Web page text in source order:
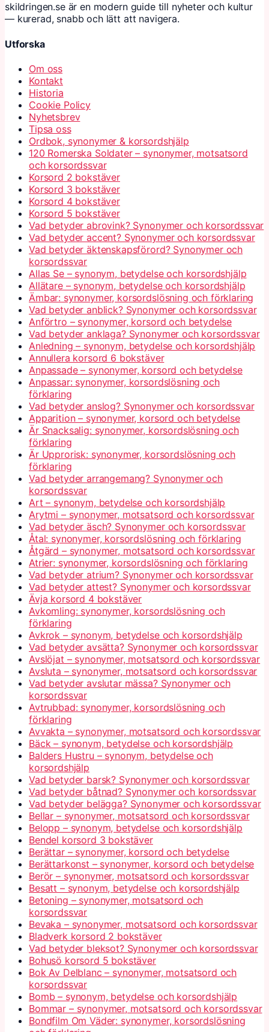
skildringen.se är en modern guide till nyheter och kultur
— kurerad, snabb och lätt att navigera.
Utforska
Om oss
Kontakt
Historia
Cookie Policy
Nyhetsbrev
Tipsa oss
Ordbok, synonymer & korsordshjälp
120 Romerska Soldater – synonymer, motsatsord
och korsordssvar
Korsord 2 bokstäver
Korsord 3 bokstäver
Korsord 4 bokstäver
Korsord 5 bokstäver
Vad betyder abrovink? Synonymer och korsordssvar
Vad betyder accent? Synonymer och korsordssvar
Vad betyder äktenskapsförord? Synonymer och
korsordssvar
Allas Se – synonym, betydelse och korsordshjälp
Allätare – synonym, betydelse och korsordshjälp
Ämbar: synonymer, korsordslösning och förklaring
Vad betyder anblick? Synonymer och korsordssvar
Anförtro – synonymer, korsord och betydelse
Vad betyder anklaga? Synonymer och korsordssvar
Anledning – synonym, betydelse och korsordshjälp
Annullera korsord 6 bokstäver
Anpassade – synonymer, korsord och betydelse
Anpassar: synonymer, korsordslösning och
förklaring
Vad betyder anslog? Synonymer och korsordssvar
Apparition – synonymer, korsord och betydelse
Är Snacksalig: synonymer, korsordslösning och
förklaring
Är Upprorisk: synonymer, korsordslösning och
förklaring
Vad betyder arrangemang? Synonymer och
korsordssvar
Art – synonym, betydelse och korsordshjälp
Arytmi – synonymer, motsatsord och korsordssvar
Vad betyder äsch? Synonymer och korsordssvar
Åtal: synonymer, korsordslösning och förklaring
Åtgärd – synonymer, motsatsord och korsordssvar
Atrier: synonymer, korsordslösning och förklaring
Vad betyder atrium? Synonymer och korsordssvar
Vad betyder attest? Synonymer och korsordssvar
Ävja korsord 4 bokstäver
Avkomling: synonymer, korsordslösning och
förklaring
Avkrok – synonym, betydelse och korsordshjälp
Vad betyder avsätta? Synonymer och korsordssvar
Avslöjat – synonymer, motsatsord och korsordssvar
Avsluta – synonymer, motsatsord och korsordssvar
Vad betyder avslutar mässa? Synonymer och
korsordssvar
Avtrubbad: synonymer, korsordslösning och
förklaring
Avvakta – synonymer, motsatsord och korsordssvar
Bäck – synonym, betydelse och korsordshjälp
Balders Hustru – synonym, betydelse och
korsordshjälp
Vad betyder barsk? Synonymer och korsordssvar
Vad betyder båtnad? Synonymer och korsordssvar
Vad betyder belägga? Synonymer och korsordssvar
Bellar – synonymer, motsatsord och korsordssvar
Belopp – synonym, betydelse och korsordshjälp
Bendel korsord 3 bokstäver
Berättar – synonymer, korsord och betydelse
Berättarkonst – synonymer, korsord och betydelse
Berör – synonymer, motsatsord och korsordssvar
Besatt – synonym, betydelse och korsordshjälp
Betoning – synonymer, motsatsord och
korsordssvar
Bevaka – synonymer, motsatsord och korsordssvar
Bladverk korsord 2 bokstäver
Vad betyder bleksot? Synonymer och korsordssvar
Bohusö korsord 5 bokstäver
Bok Av Delblanc – synonymer, motsatsord och
korsordssvar
Bomb – synonym, betydelse och korsordshjälp
Bommar – synonymer, motsatsord och korsordssvar
Bondfilm Om Väder: synonymer, korsordslösning